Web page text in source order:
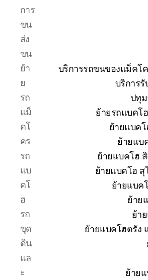
การ
ขน
ส่ง
ขน
ย้า
ย
รถ
แม็
คโ
คร
รถ
แบ
คโ
ฮ
รถ
ขุด
ดิน
แล
ะ
บริการรถขนของแม็คโ
บริการ
ปทุ
ย้ายรถแบคโ
ย้ายแบคโ
ย้ายแบ
ย้ายแบคโฮ สิ
ย้ายแบคโฮ สุ
ย้ายแบค
ย้าย
ย้า
ย้ายแบคโฮตรัง
ย้าย